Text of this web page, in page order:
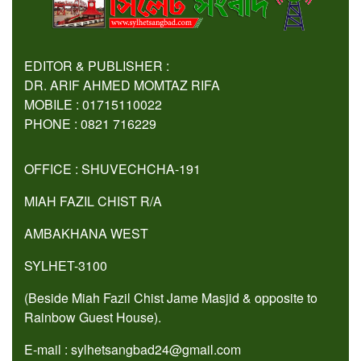
EDITOR & PUBLISHER :
DR. ARIF AHMED MOMTAZ RIFA
MOBILE : 01715110022
PHONE : 0821 716229
OFFICE : SHUVECHCHA-191
MIAH FAZIL CHIST R/A
AMBAKHANA WEST
SYLHET-3100
(Beside Miah Fazil Chist Jame Masjid & opposite to
Rainbow Guest House).
E-mail : sylhetsangbad24@gmail.com